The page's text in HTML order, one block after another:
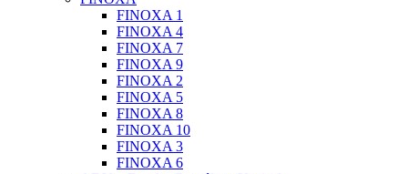
FINOXA 1
FINOXA 4
FINOXA 7
FINOXA 9
FINOXA 2
FINOXA 5
FINOXA 8
FINOXA 10
FINOXA 3
FINOXA 6